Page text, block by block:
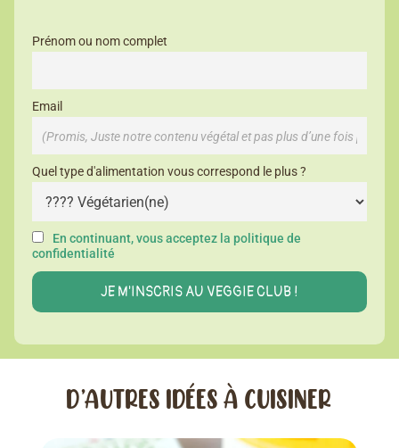
Prénom ou nom complet
Email
Quel type d'alimentation vous correspond le plus ?
En continuant, vous acceptez la politique de
confidentialité
D’AUTRES IDÉES À CUISINER